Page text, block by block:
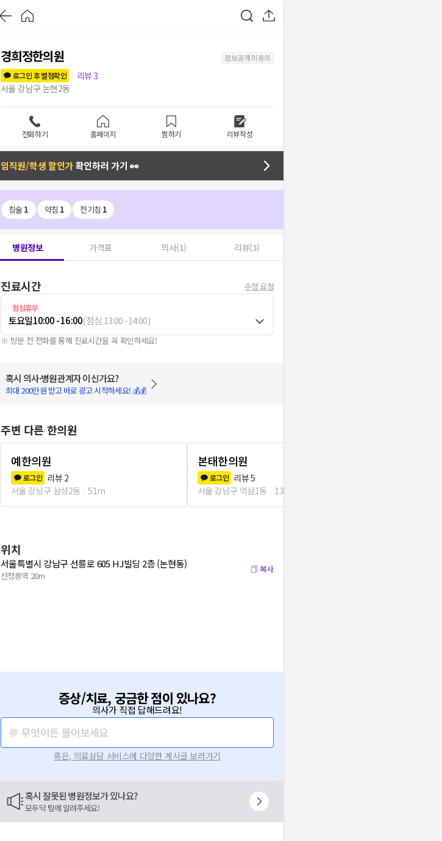
경희정한의원
정보공개 미동의
로그인 후 별점확인
리뷰 3
서울 강남구 논현2동
전화하기 홈페이지 찜하기 리뷰작성
임직원/학생 할인가확인하러 가기 👀
침술 1 약침 1 전기침 1
병원정보 가격표 의사(1) 리뷰(3)
진료시간 수정 요청
점심휴무
토요일10:00 - 16:00(점심 13:00-14:00)
※ 방문 전 전화를 통해 진료시간을 꼭 확인하세요!
혹시 의사·병원관계자 이신가요?
최대 200만원 받고 바로 광고 시작하세요! 💰💰
주변 다른 한의원
예한의원
로그인 리뷰 2
서울 강남구 삼성2동
51m
본태한의원
로그인 리뷰5
서울 강남구 역삼1동
132m
위치
서울특별시 강남구 선릉로 605 HJ빌딩 2층 (논현동)
선정릉역 20m
복사
증상/치료, 궁금한 점이 있나요?
의사가 직접 답해드려요!
💬 무엇이든 물어보세요
혹은, 의료상담 서비스에 다양한 게시글 보러가기
혹시 잘못된 병원정보가 있나요?
모두닥 팀에 알려주세요!
요청하신 작업을 처리하지 못했습니다.
네트워크 또는 서버의 일시적인 오류로, 잠시 후 다시 시도해주세요.
지속적으로 문제가 발생할 경우 모두닥 채널톡으로 문의해주세요.
확인